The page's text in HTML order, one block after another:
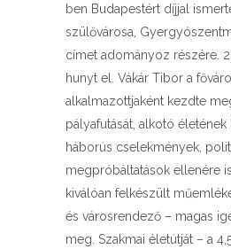
ben Budapestért díjjal
szülővárosa,
címet adományoz részére.
hunyt el. Vákár Tibor a
alkalmazottjaként kezdte
pályafutását, alkotó
háborús cselekmények,
megpróbáltatások ellenére
kiválóan felkészült
és városrendező – magas
meg. Szakmai életútját – a